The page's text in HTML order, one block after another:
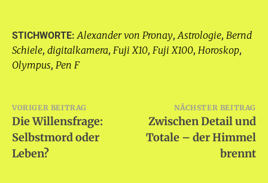
STICHWORTE:Alexander von Pronay,Astrologie, Bernd
Schiele, digitalkamera, Fuji X10, Fuji X100, Horoskop,
Olympus, Pen F
Beitragsnavigation
VORIGER BEITRAG
Die Willensfrage:
Selbstmord oder
Leben?
NÄCHSTER BEITRAG
Zwischen Detail und
Totale – der Himmel
brennt